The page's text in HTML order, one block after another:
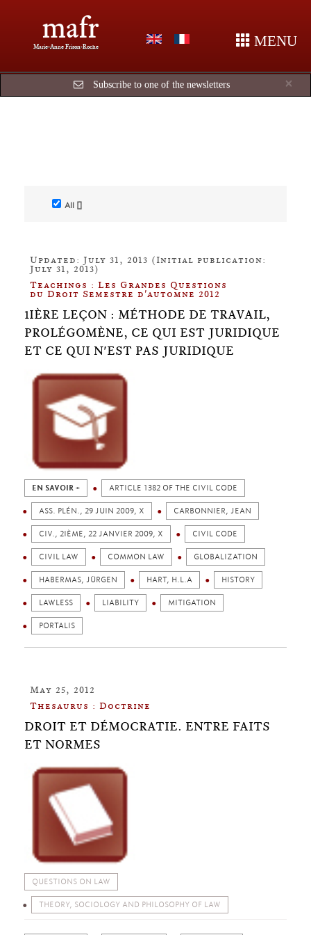
mafr
Marie-Anne Frison-Roche MENU
×
Subscribe to one of the newsletters
All []
Updated: July 31, 2013 (Initial publication:
July 31, 2013)
Teachings : Les Grandes Questions
du Droit Semestre d'automne 2012
1IÈRE LEÇON : MÉTHODE DE TRAVAIL,
PROLÉGOMÈNE, CE QUI EST JURIDIQUE
ET CE QUI N'EST PAS JURIDIQUE
EN SAVOIR + ARTICLE 1382 OF THE CIVIL CODE
ASS. PLÉN., 29 JUIN 2009, X CARBONNIER, JEAN
CIV., 2IÈME, 22 JANVIER 2009, X CIVIL CODE
CIVIL LAW COMMON LAW GLOBALIZATION
HABERMAS, JÜRGEN HART, H.L.A HISTORY
LAWLESS LIABILITY MITIGATION
PORTALIS
May 25, 2012
Thesaurus : Doctrine
DROIT ET DÉMOCRATIE. ENTRE FAITS
ET NORMES
QUESTIONS ON LAW
THEORY, SOCIOLOGY AND PHILOSOPHY OF LAW